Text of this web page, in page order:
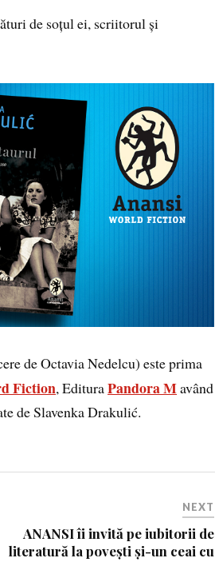
de soțul ei, scriitorul și
de Octavia Nedelcu) este prima
Fiction, EdituraPandora Mavând
de Slavenka Drakulić.
NEXT
ANANSI îi invită pe iubitorii de
literatură la povești și-un ceai cu